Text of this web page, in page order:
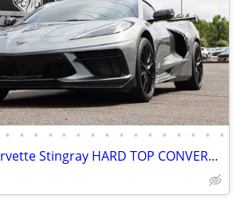
• • • • • • • • • • • • • • • •
2024 Chevrolet Corvette Stingray HARD TOP CONVERTIBLE HIGH WING 3LT